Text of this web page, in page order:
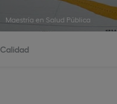
Maestría en Salud Pública
Calidad